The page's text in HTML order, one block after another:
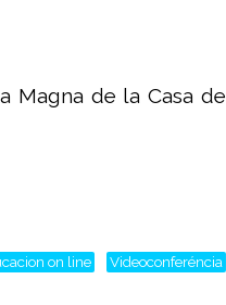
Magna de la Casa de
on line Videoconferéncia